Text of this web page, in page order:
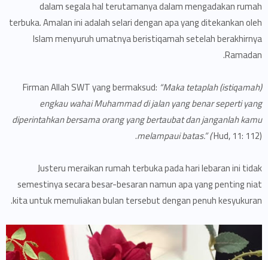
dalam segala hal terutamanya dalam mengadakan rumah
terbuka. Amalan ini adalah selari dengan apa yang ditekankan oleh
Islam menyuruh umatnya beristiqamah setelah berakhirnya
Ramadan.
Firman Allah SWT yang bermaksud: “Maka tetaplah (istiqamah)
engkau wahai Muhammad di jalan yang benar seperti yang
diperintahkan bersama orang yang bertaubat dan janganlah kamu
melampaui batas.” (Hud, 11: 112).
Justeru meraikan rumah terbuka pada hari lebaran ini tidak
semestinya secara besar-besaran namun apa yang penting niat
kita untuk memuliakan bulan tersebut dengan penuh ke­syukuran.